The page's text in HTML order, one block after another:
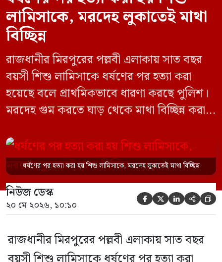
লামিসাকে, মরদেহ লুকাতেই মাথা
বিচ্ছিন্ন
রাজধানীর মিরপুরের পল্লবী এলাকায় সাত বছর
বয়সী শিশু লামিসাকে ধর্ষণের পর হত্যা করা
হয়েছে বলে প্রাথমিকভাবে ধারণা করছে পুলিশ।
মরদেহ গুম করতে ঘাড় থেকে মাথা বিচ্ছিন্ন করা
চালানো হয় এই নৃশংস হত্যাকাণ্ডে পাশের ফ্ল্যাটের
ভাড়াটিয়া সোহেল রানা (৩০) ও তার স্ত্রী স্বপ্না
আক্তারকে (২৬) মাত্র ৭ ঘণ্টার […]
ধর্ষণের পর হত্যা করা হয় শিশু লামিসাকে, মরদেহ লুকাতেই মাথা বিচ্ছিন্ন
নিউজ ডেস্ক
২০ মে ২০২৬, ১০:১০     
রাজধানীর মিরপুরের পল্লবী এলাকায় সাত বছর